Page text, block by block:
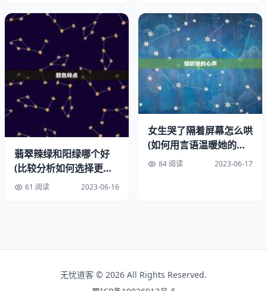
男人铁了心分手的第二个表现是不再关心你的情绪。他不再
像以前那样关心你的情绪变化，也不再像以前那样安慰你、
支持你。他可能会变得漠不关心，甚至有些冷酷。这时，你
需要认真，因为这很可能是他已经放弃你的表现。
三、他开始找借口
男人铁了心分手的第三个表现是开始找借口。他可能会找各
种理由来推脱和你见面、聊天、约会等。他可能会说自己太
忙、太累，或者有其他事情要处理。这时，你需要警惕，因
为这很可能是他已经放弃你的借口。
像以前那样关心你的工作、学习、生活等方面的情况，也不
心，甚至有些冷漠。这时，你需要认真，因为这很可能是他
翡翠辣绿和阳绿哪个好
(比较分析如何选择更适
合自己的绿色)
61 阅读 2023-06-16
女生哭了隔着屏幕怎么哄
(如何用言语温暖她的心
灵)84 阅读 2023-06-17
无忧道客 © 2026 All Rights Reserved.